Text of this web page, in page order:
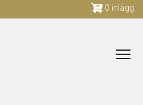
0 inlägg